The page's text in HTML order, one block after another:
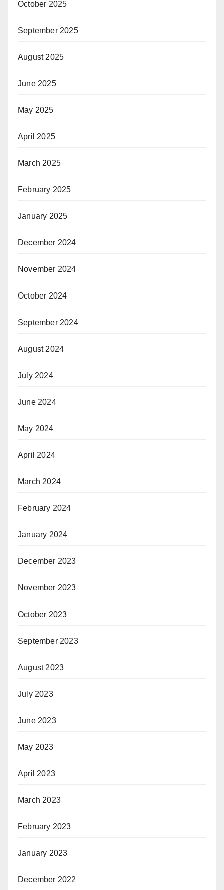
October 2025
September 2025
August 2025
June 2025
May 2025
April 2025
March 2025
February 2025
January 2025
December 2024
November 2024
October 2024
September 2024
August 2024
July 2024
June 2024
May 2024
April 2024
March 2024
February 2024
January 2024
December 2023
November 2023
October 2023
September 2023
August 2023
July 2023
June 2023
May 2023
April 2023
March 2023
February 2023
January 2023
December 2022